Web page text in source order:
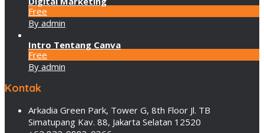
Free
By admin
Intro Tentang Canva
Free
By admin
Kontak
Arkadia Green Park, Tower G, 8th Floor Jl. TB
Simatupang Kav. 88, Jakarta Selatan 12520